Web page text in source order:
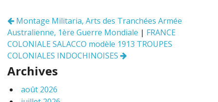
o
k
Navigation
des
articles
Montage Militaria, Arts des Tranchées Armée
Australienne, 1ère Guerre Mondiale | FRANCE
COLONIALE SALACCO modèle 1913 TROUPES
COLONIALES INDOCHINOISES
Archives
août 2026